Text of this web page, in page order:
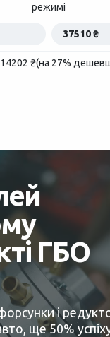
режимі
37510 ₴
14202 ₴(на 27%
ГБО
і
ще 50%